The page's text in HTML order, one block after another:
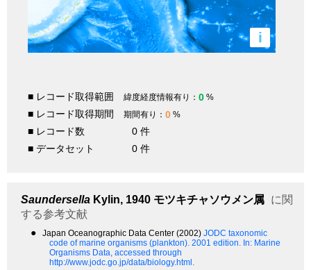
i
■ レコード取得範囲 緯度経度情報有り： 0 %
■ レコード取得期間 期間有り： 0 %
■ レコード数
0 件
■ データセット
0 件
Saundersella Kylin, 1940 モツキチャソウメン属 に関
する参考文献
● Japan Oceanographic Data Center (2002) JODC taxonomic
code of marine organisms (plankton). 2001 edition. In: Marine
Organisms Data, accessed through
http://www.jodc.go.jp/data/biology.html.